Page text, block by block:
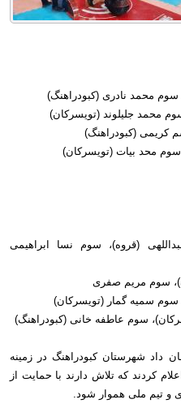
(قروه)، سوم نسا ابراهیمی
داد شهرستان کبودراهنگ در زمینه
کردند که تلاش دارند با حمایت از
و تیم ملی هموار شود.